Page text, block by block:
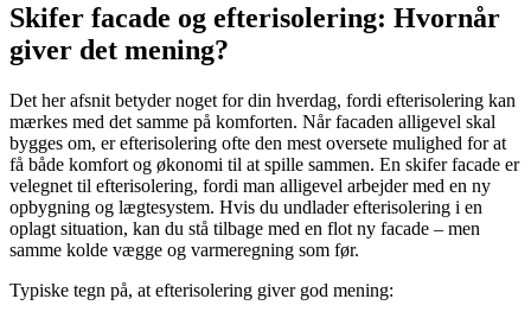
Skifer facade og efterisolering: Hvornår
giver det mening?
Det her afsnit betyder noget for din hverdag, fordi efterisolering kan
mærkes med det samme på komforten. Når facaden alligevel skal
bygges om, er efterisolering ofte den mest oversete mulighed for at
få både komfort og økonomi til at spille sammen. En skifer facade er
velegnet til efterisolering, fordi man alligevel arbejder med en ny
opbygning og lægtesystem. Hvis du undlader efterisolering i en
oplagt situation, kan du stå tilbage med en flot ny facade – men
samme kolde vægge og varmeregning som før.
Typiske tegn på, at efterisolering giver god mening: